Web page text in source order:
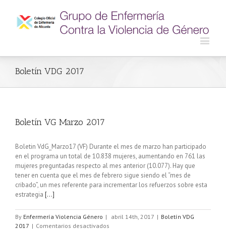
Boletín VDG 2017
Boletín VG Marzo 2017
Boletin VdG_Marzo17 (VF) Durante el mes de marzo han participado
en el programa un total de 10.838 mujeres, aumentando en 761 las
mujeres preguntadas respecto al mes anterior (10.077). Hay que
tener en cuenta que el mes de febrero sigue siendo el “mes de
cribado”, un mes referente para incrementar los refuerzos sobre esta
estrategia [...]
By Enfermería Violencia Género | abril 14th, 2017 | Boletín VDG
2017 | Comentarios desactivados